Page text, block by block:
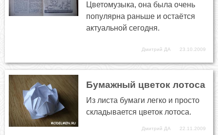
Цветомузыка, она была очень
популярна раньше и остаётся
актуальной сегодня.
Дмитрий ДА 23.10.2009
Бумажный цветок лотоса
Из листа бумаги легко и просто
складывается цветок лотоса.
Дмитрий ДА 22.11.2009